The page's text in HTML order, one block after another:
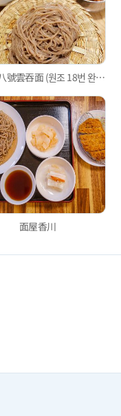
元祖十八號雲吞面 (원조 18번 완당)
面屋香川